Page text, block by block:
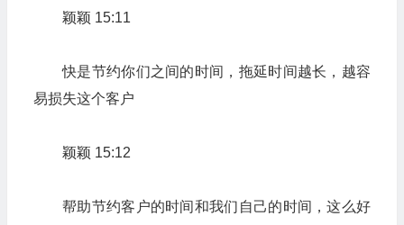
颖颖 15:11
快是节约你们之间的时间，拖延时间越长，越容
易损失这个客户
颖颖 15:12
帮助节约客户的时间和我们自己的时间，这么好